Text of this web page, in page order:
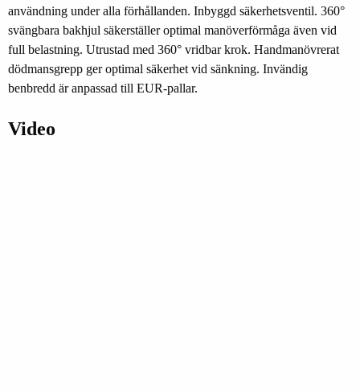
användning under alla förhållanden. Inbyggd säkerhetsventil. 360°
svängbara bakhjul säkerställer optimal manöverförmåga även vid
full belastning. Utrustad med 360° vridbar krok. Handmanövrerat
dödmansgrepp ger optimal säkerhet vid sänkning. Invändig
benbredd är anpassad till EUR-pallar.
Video